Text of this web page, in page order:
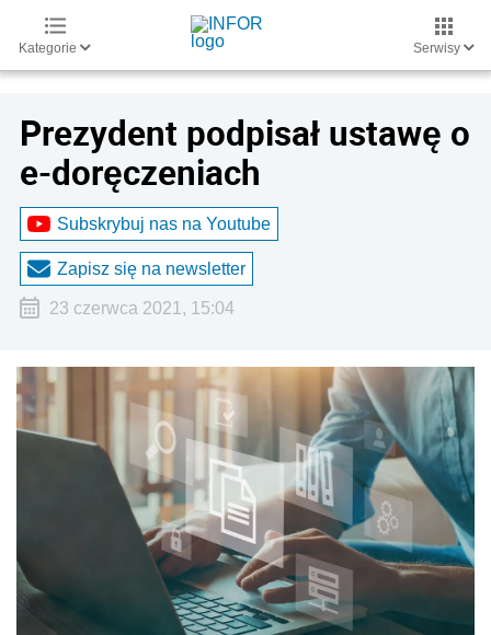
Kategorie Serwisy
Prezydent podpisał ustawę o
e-doręczeniach
Subskrybuj nas na Youtube
Zapisz się na newsletter
23 czerwca 2021, 15:04